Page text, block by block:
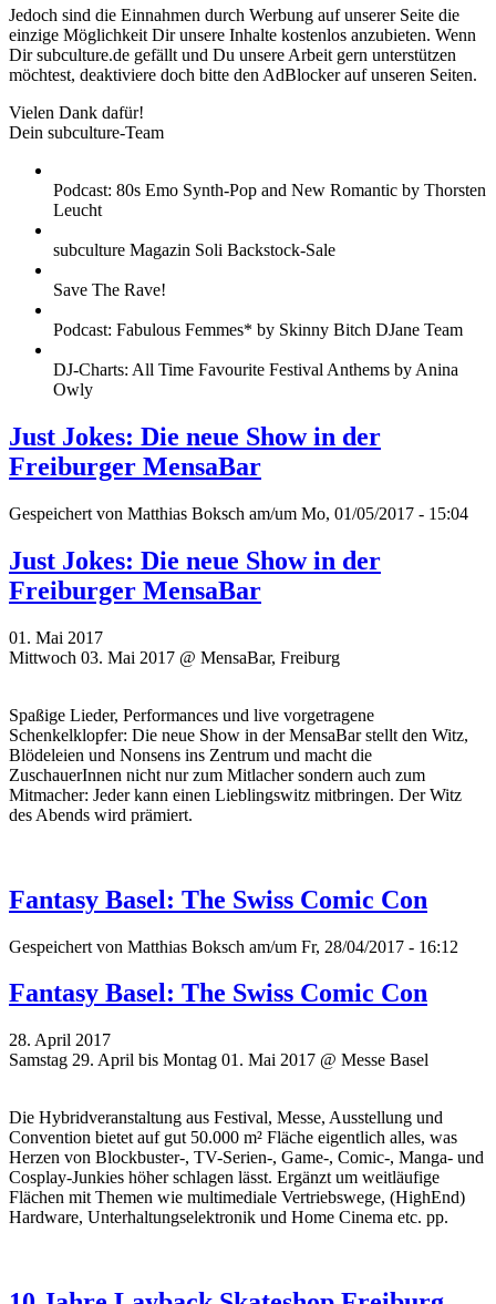
Jedoch sind die Einnahmen durch Werbung auf unserer Seite die
einzige Möglichkeit Dir unsere Inhalte kostenlos anzubieten. Wenn
Dir subculture.de gefällt und Du unsere Arbeit gern unterstützen
möchtest, deaktiviere doch bitte den AdBlocker auf unseren Seiten.
Vielen Dank dafür!
Dein subculture-Team
Podcast: 80s Emo Synth-Pop and New Romantic by Thorsten
Leucht
subculture Magazin Soli Backstock-Sale
Save The Rave!
Podcast: Fabulous Femmes* by Skinny Bitch DJane Team
DJ-Charts: All Time Favourite Festival Anthems by Anina
Owly
Just Jokes: Die neue Show in der
Freiburger MensaBar
Gespeichert von Matthias Boksch am/um Mo, 01/05/2017 - 15:04
Just Jokes: Die neue Show in der
Freiburger MensaBar
01. Mai 2017
Mittwoch 03. Mai 2017 @ MensaBar, Freiburg
Spaßige Lieder, Performances und live vorgetragene
Schenkelklopfer: Die neue Show in der MensaBar stellt den Witz,
Blödeleien und Nonsens ins Zentrum und macht die
ZuschauerInnen nicht nur zum Mitlacher sondern auch zum
Mitmacher: Jeder kann einen Lieblingswitz mitbringen. Der Witz
des Abends wird prämiert.
Fantasy Basel: The Swiss Comic Con
Gespeichert von Matthias Boksch am/um Fr, 28/04/2017 - 16:12
Fantasy Basel: The Swiss Comic Con
28. April 2017
Samstag 29. April bis Montag 01. Mai 2017 @ Messe Basel
Die Hybridveranstaltung aus Festival, Messe, Ausstellung und
Convention bietet auf gut 50.000 m² Fläche eigentlich alles, was
Herzen von Blockbuster-, TV-Serien-, Game-, Comic-, Manga- und
Cosplay-Junkies höher schlagen lässt. Ergänzt um weitläufige
Flächen mit Themen wie multimediale Vertriebswege, (HighEnd)
Hardware, Unterhaltungselektronik und Home Cinema etc. pp.